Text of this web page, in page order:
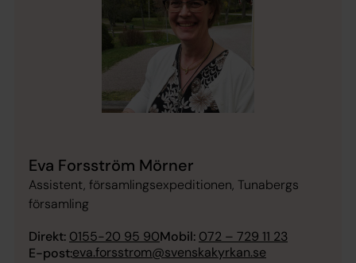
Eva Forsström Mörner
Assistent, församlingsexpeditionen, Tunabergs
församling
Direkt: 0155-20 95 90Mobil: 072 – 729 11 23
E-post:eva.forsstrom@svenskakyrkan.se